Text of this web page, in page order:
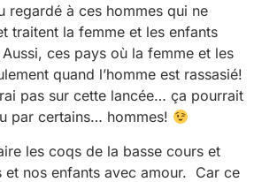
regardé à ces hommes qui ne
traitent la femme et les enfants
ces pays où la femme et les
quand l’homme est rassasié!
pas sur cette lancée… ça pourrait
par certains… hommes!
les coqs de la basse cours et
et nos enfants avec amour. Car ce